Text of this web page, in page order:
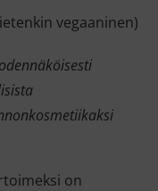
vegaaninen)
on